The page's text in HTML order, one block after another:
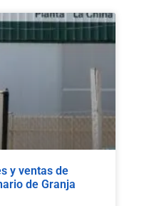
y ventas de
de Granja